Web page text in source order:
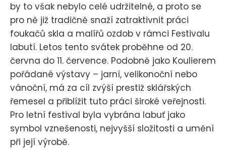
by to však nebylo celé udržitelné, a proto se
pro ně již tradičně snaží zatraktivnit práci
foukačů skla a malířů ozdob v rámci Festivalu
labutí. Letos tento svátek proběhne od 20.
června do 11. července. Podobně jako Koulierem
pořádané výstavy – jarní, velikonoční nebo
vánoční, má za cíl zvýší prestiž sklářských
řemesel a přiblížit tuto práci široké veřejnosti.
Pro letní festival byla vybrána labuť jako
symbol vznešenosti, nejvyšší složitosti a umění
při její výrobě.